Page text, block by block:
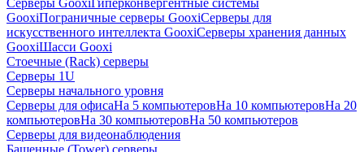
GooxiПограничные серверы GooxiСерверы для
искусственного интеллекта GooxiСерверы хранения данных
GooxiШасси Gooxi
Стоечные (Rack) серверы
Серверы 1U
Серверы начального уровня
Серверы для офисаНа 5 компьютеровНа 10 компьютеровНа 20
компьютеровНа 30 компьютеровНа 50 компьютеров
Серверы для видеонаблюдения
Башенные (Tower) серверы